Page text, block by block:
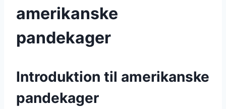
amerikanske
pandekager
Introduktion til amerikanske
pandekager